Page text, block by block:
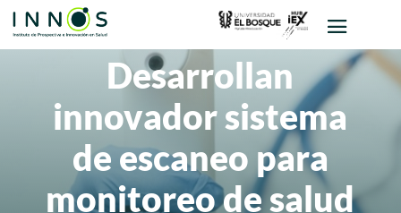
Desarrollan
innovador sistema
de escaneo para
monitoreo de salud